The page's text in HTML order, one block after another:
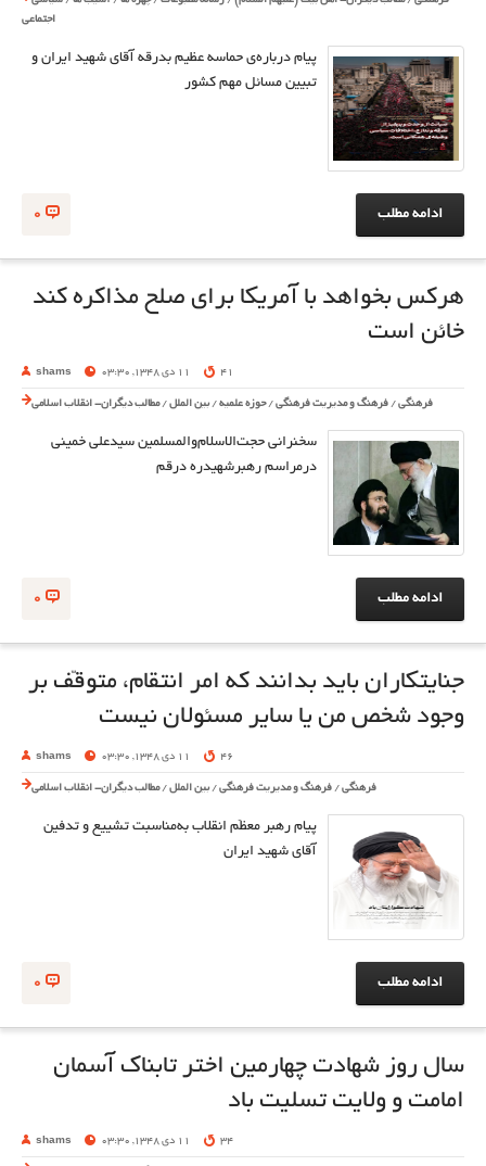
اجتماعی
پیام درباره‌ی حماسه عظیم بدرقه آقای شهید ایران و
تبیین مسائل مهم کشور
0 ادامه مطلب
هرکس بخواهد با آمریکا برای صلح مذاکره کند
خائن است
shams 11 دی 1348, 03:30 41
فرهنگی / فرهنگ و مدیریت فرهنگی /حوزه علمیه /بین الملل /مطالب دیگران- انقلاب اسلامی
سخنرانی حجت‌الاسلام‌والمسلمین سیدعلی خمینی
درمراسم رهبرشهیدره درقم
0 ادامه مطلب
جنایتکاران باید بدانند که امر انتقام، متوقّف بر
وجود شخص من یا سایر مسئولان نیست
shams 11 دی 1348, 03:30 46
فرهنگی / فرهنگ و مدیریت فرهنگی /بین الملل /مطالب دیگران- انقلاب اسلامی
پیام رهبر معظّم انقلاب به‌مناسبت تشییع و تدفین
آقای شهید ایران
0 ادامه مطلب
سال روز شهادت چهارمین اختر تابناک آسمان
امامت و ولایت تسلیت باد
shams 11 دی 1348, 03:30 34